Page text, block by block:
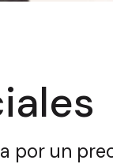
por un